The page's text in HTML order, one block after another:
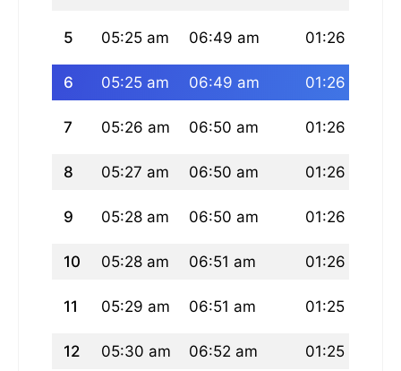
5 05:25 am 06:49 am 01:26 pm
6 05:25 am 06:49 am 01:26 pm
7 05:26 am 06:50 am 01:26 pm
8 05:27 am 06:50 am 01:26 pm
9 05:28 am 06:50 am 01:26 pm
10 05:28 am 06:51 am 01:26 pm
11 05:29 am 06:51 am 01:25 pm
12 05:30 am 06:52 am 01:25 pm